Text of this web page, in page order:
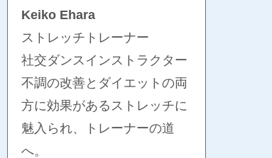
Keiko Ehara
ストレッチトレーナー
社交ダンスインストラクター
不調の改善とダイエットの両
方に効果があるストレッチに
魅入られ、トレーナーの道
へ。